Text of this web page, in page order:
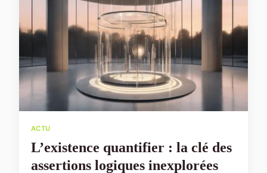
ACTU
L’existence quantifier : la clé des
assertions logiques inexplorées